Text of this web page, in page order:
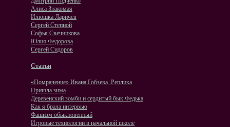
Алиса Знакомая
Илюшка Ларичев
Сергей Степной
Софья Свечникова
Юлия Федорова
Сергей Сидоров
Статьи
«Помрачение» Ивана Гобзева .Реплика
Пришла зима
Деревенский зомби и сердитый бык Федька
Как я брала интервью
Фашизм обыкновенный
Игровые технологии в начальной школе